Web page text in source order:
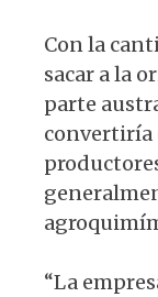
Con la
sacar a la
parte
convertiría
“La